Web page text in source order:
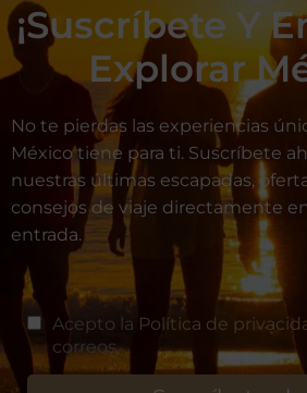
¡Suscríbete Y
Explorar
No te pierdas las experiencias
México tiene para ti. Suscríbete
nuestras últimas escapadas,
consejos de viaje directamente
entrada.